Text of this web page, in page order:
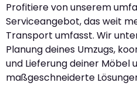
Profitiere von unserem
Serviceangebot, das weit
Transport umfasst. Wir
Planung deines Umzugs,
und Lieferung deiner Möbel
maßgeschneiderte